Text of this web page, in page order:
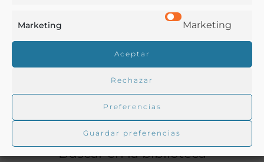
Marketing Marketing
Aceptar
Rechazar
Preferencias
Guardar preferencias
Cocina mexicana México,
Recetarios
Buscar en la biblioteca